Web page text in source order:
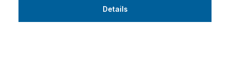
Details